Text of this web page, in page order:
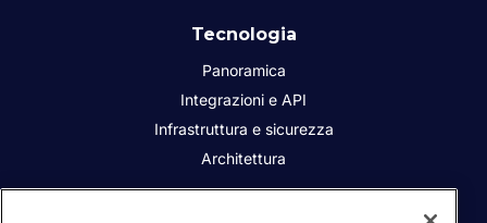
Tecnologia
Panoramica
Integrazioni e API
Infrastruttura e sicurezza
Architettura